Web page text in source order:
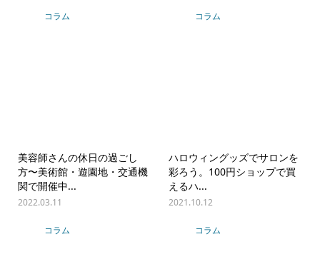
コラム
美容師さんの休日の過ごし
方〜美術館・遊園地・交通機
関で開催中...
2022.03.11
コラム
ハロウィングッズでサロンを
彩ろう。100円ショップで買
えるハ...
2021.10.12
コラム コラム